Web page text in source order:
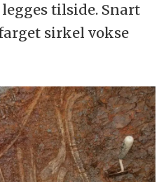
tilside. Snart
sirkel vokse